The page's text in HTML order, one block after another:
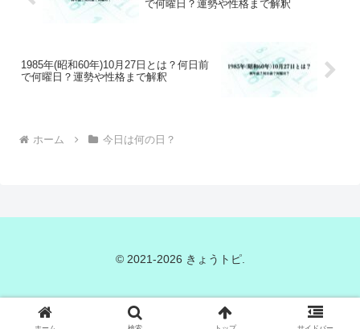
で何曜日？運勢や性格まで解釈
1985年(昭和60年)10月27日とは？何日前
で何曜日？運勢や性格まで解釈
ホーム 今日は何の日？
© 2021-2026 きょうトピ.